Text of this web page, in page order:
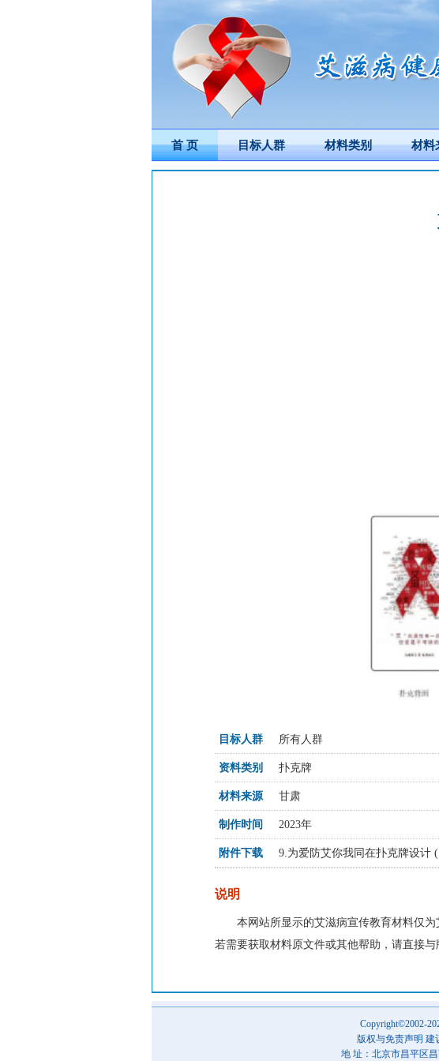
首 页 目标人群 材料类别 材料
目标人群 所有人群
资料类别 扑克牌
材料来源 甘肃
制作时间 2023年
附件下载 9.为爱防艾你我同在扑克牌设计
说明
本网站所显示的艾滋病宣传教育材料仅
若需要获取材料原文件或其他帮助，请直接与
Copyright©2002-
版权与免责声明 建
地 址：北京市昌平区